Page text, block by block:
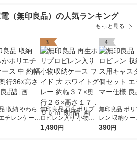
（無印良品）の人気ランキング
もっと見る
収納 やわら
チレンケース
奥行36×
3
無印良品 再生ポリプ
ロピレン入り 小物収
納ケース ワイド 大 ホ
1,490円
4
無印良品 ポリ
レン 収納ケ
ャスター ４個
390円